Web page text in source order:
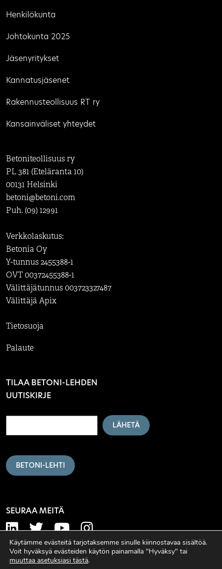
Henkilökunta
Johtokunta 2025
Jäsenyritykset
Kannatusjäsenet
Rakennusteollisuus RT ry
Kansainväliset yhteydet
Betoniteollisuus ry
PL 381 (Eteläranta 10)
00131 Helsinki
betoni@betoni.com
Puh. (09) 12991
Verkkolaskutus:
Betonia Oy
Y-tunnus 2455388-1
OVT 00372455388-1
Välittäjätunnus 003723327487
Välittäjä Apix
Tietosuoja
Palaute
TILAA BETONI-LEHDEN
UUTISKIRJE
LÄHETÄ
BETONI-LEHTI
SEURAA MEITÄ
Käytämme evästeitä tarjotaksemme sinulle kiinnostavaa sisältöä.
Voit hyväksyä evästeiden käytön painamalla "Hyväksy" tai
muuttaa asetuksiasi tästä.